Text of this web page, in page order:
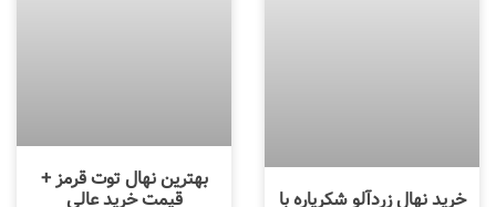
خرید نهال زردآلو شکرپاره با
بهترین نهال توت قرمز +
قیمت خرید عالی